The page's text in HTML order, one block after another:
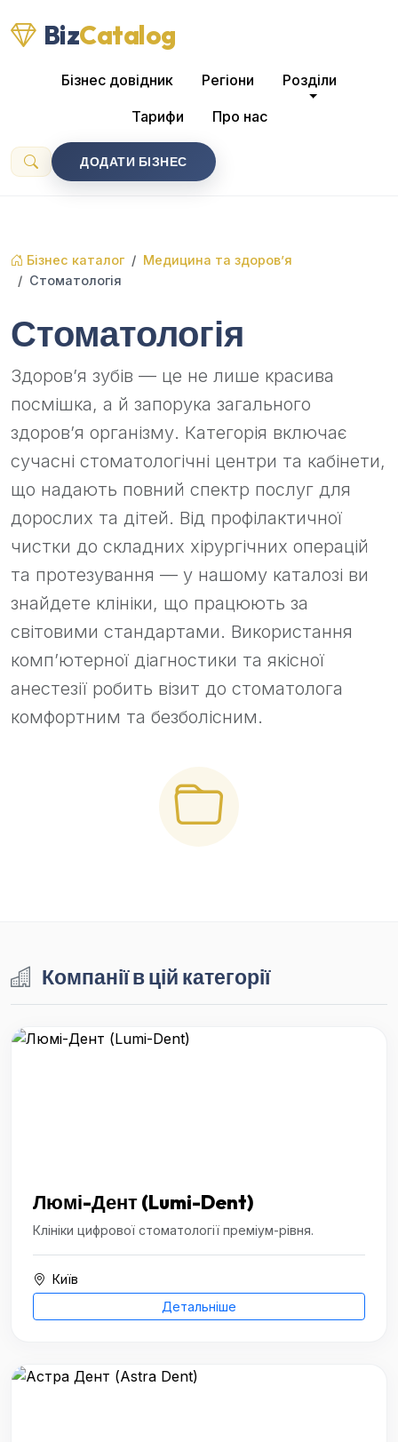
BizCatalog
Бізнес довідник Регіони Розділи
Тарифи Про нас
ДОДАТИ БІЗНЕС
Бізнес каталог
Медицина та здоров’я
Стоматологія
Стоматологія
Здоров’я зубів — це не лише красива
посмішка, а й запорука загального
здоров’я організму. Категорія включає
сучасні стоматологічні центри та кабінети,
що надають повний спектр послуг для
дорослих та дітей. Від профілактичної
чистки до складних хірургічних операцій
та протезування — у нашому каталозі ви
знайдете клініки, що працюють за
світовими стандартами. Використання
комп’ютерної діагностики та якісної
анестезії робить візит до стоматолога
комфортним та безболісним.
Компанії в цій категорії
Люмі-Дент (Lumi-Dent)
Клініки цифрової стоматології преміум-рівня.
Київ
Детальніше